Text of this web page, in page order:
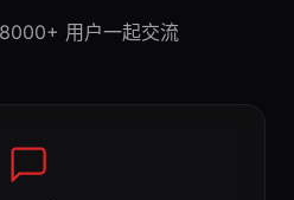
用户一起交流